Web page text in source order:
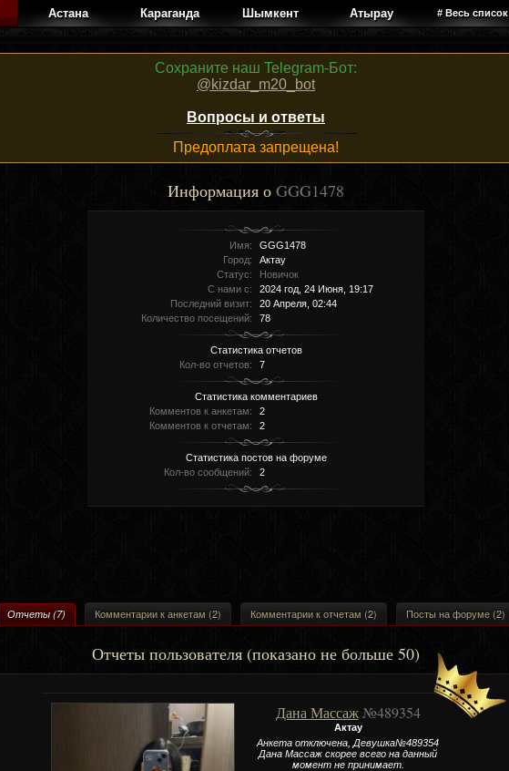
Астана Караганда Шымкент Атырау # Весь список
Сохраните наш Telegram-Бот:
@kizdar_m20_bot
Вопросы и ответы
Предоплата запрещена!
Информация о GGG1478
Имя:
GGG1478
Город:
Актау
Статус:
Новичок
С нами с:
2024 год, 24 Июня, 19:17
Последний визит:
20 Апреля, 02:44
Количество посещений:
78
Статистика отчетов
Кол-во отчетов:
7
Статистика комментариев
Комментов к анкетам:
2
Комментов к отчетам:
2
Статистика постов на форуме
Кол-во сообщений:
2
Отчеты (7) Комментарии к анкетам (2) Комментарии к отчетам (2) Посты на форуме (2)
Отчеты пользователя (показано не больше 50)
Дана Массаж№489354
Актау
Анкета отключена, Девушка№489354
Дана Массаж скорее всего на данный
момент не принимает.